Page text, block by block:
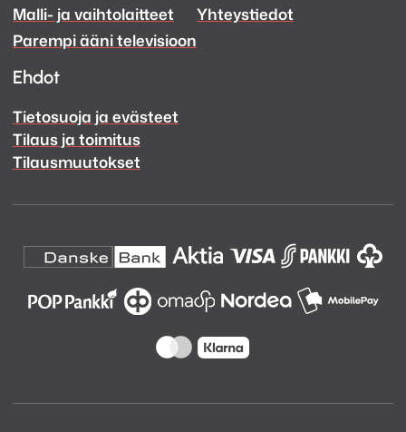
FacebookInstagram
Malli- ja vaihtolaitteet
Parempi ääni televisioon
Yhteystiedot
Ehdot
Tietosuoja ja evästeet
Tilaus ja toimitus
Tilausmuutokset